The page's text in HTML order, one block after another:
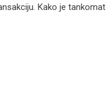
Kako je tankomat